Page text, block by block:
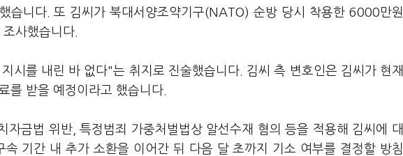
습니다. 또 김씨가 북대서양조약기구(NATO) 순방 당시 착용한 6000만원
사했습니다.
시를 내린 바 없다"는 취지로 진술했습니다. 김씨 측 변호인은 김씨가 현재
를 받을 예정이라고 했습니다.
자금법 위반, 특정범죄 가중처벌법상 알선수재 혐의 등을 적용해 김씨에 대
기간 내 추가 소환을 이어간 뒤 다음 달 초까지 기소 여부를 결정할 방침